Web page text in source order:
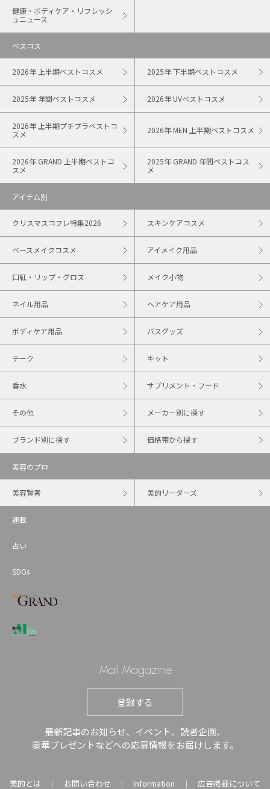
健康・ボディケア・リフレッシ
ュニュース
ベスコス
2026年 上半期ベストコスメ 2025年 下半期ベストコスメ
2025年 年間ベストコスメ 2026年 UVベストコスメ
2026年 上半期プチプラベストコ
スメ
2026年 MEN 上半期ベストコスメ
2026年 GRAND 上半期ベストコ
スメ
2025年 GRAND 年間ベストコス
メ
アイテム別
クリスマスコフレ特集2026 スキンケアコスメ
ベースメイクコスメ アイメイク用品
口紅・リップ・グロス メイク小物
ネイル用品 ヘアケア用品
ボディケア用品 バスグッズ
チーク キット
香水 サプリメント・フード
その他 メーカー別に探す
ブランド別に探す 価格帯から探す
美容のプロ
美容賢者 美的リーダーズ
連載
占い
SDGs
Mail Magazine
登録する
最新記事のお知らせ、イベント、読者企画、
豪華プレゼントなどへの応募情報をお届けします。
美的とは ｜ お問い合わせ ｜ Information ｜ 広告掲載について